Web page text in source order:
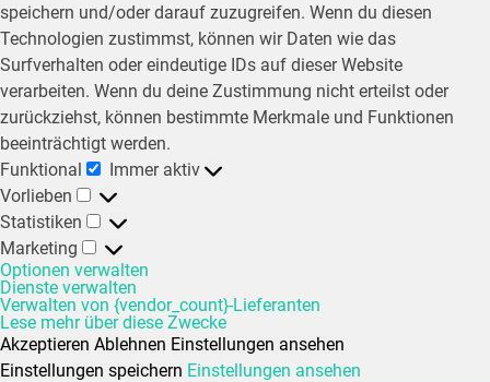
speichern und/oder darauf zuzugreifen. Wenn du diesen
Technologien zustimmst, können wir Daten wie das
Surfverhalten oder eindeutige IDs auf dieser Website
verarbeiten. Wenn du deine Zustimmung nicht erteilst oder
zurückziehst, können bestimmte Merkmale und Funktionen
beeinträchtigt werden.
Funktional
Immer aktiv
Vorlieben
Statistiken
Marketing
Optionen verwalten
Dienste verwalten
Verwalten von {vendor_count}-Lieferanten
Lese mehr über diese Zwecke
Akzeptieren Ablehnen Einstellungen ansehen
Einstellungen speichern Einstellungen ansehen